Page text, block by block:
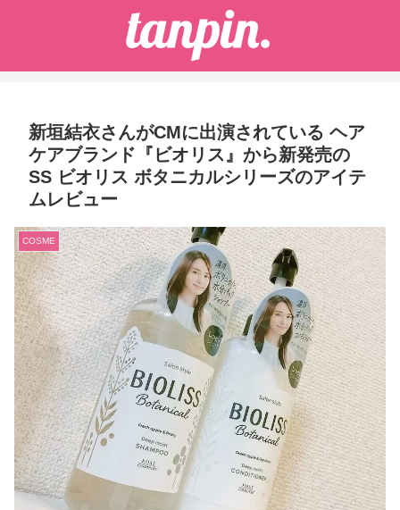
新垣結衣さんがCMに出演されている ヘア
ケアブランド『ビオリス』から新発売の
SS ビオリス ボタニカルシリーズのアイテ
ムレビュー
COSME